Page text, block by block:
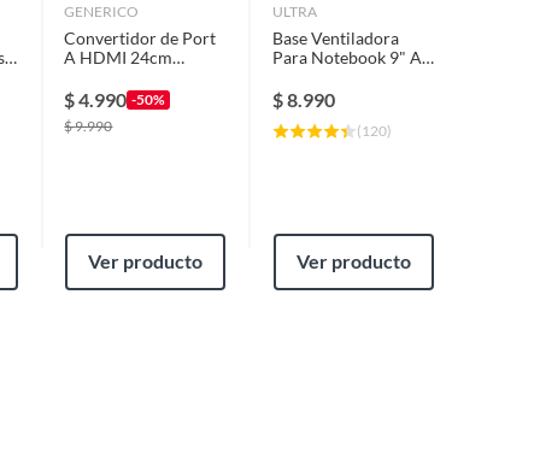
GENERICO
Convertidor de Port
A HDMI 24cm
Proyectores TV
$4.990 -50%
$9.990
Ver producto
ULTRA
Base Ventiladora
Para Notebook 9" A
$8.990
( 120)
Ver producto